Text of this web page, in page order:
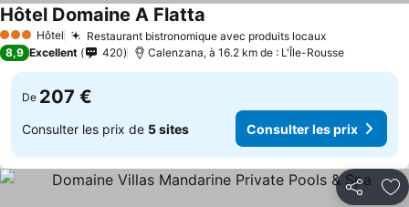
3 ÉtoilesHôtel Restaurant bistronomique avec produits locaux
Hôtel Domaine A Flatta
8,9 Excellent 420 Calenzana, à 16.2 km de : L'Île-Rousse
De 207 €
Consulter les prix de 5 sites Consulter les prix
Partager